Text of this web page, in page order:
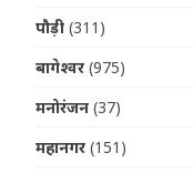
पौड़ी (311)
बागेश्वर (975)
मनोरंजन (37)
महानगर (151)